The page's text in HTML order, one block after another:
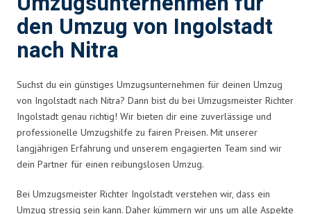
den Umzug von Ingolstadt
nach Nitra
Suchst du ein günstiges Umzugsunternehmen für deinen Umzug
von Ingolstadt nach Nitra? Dann bist du bei Umzugsmeister Richter
Ingolstadt genau richtig! Wir bieten dir eine zuverlässige und
professionelle Umzugshilfe zu fairen Preisen. Mit unserer
langjährigen Erfahrung und unserem engagierten Team sind wir
dein Partner für einen reibungslosen Umzug.
Bei Umzugsmeister Richter Ingolstadt verstehen wir, dass ein
Umzug stressig sein kann. Daher kümmern wir uns um alle Aspekte